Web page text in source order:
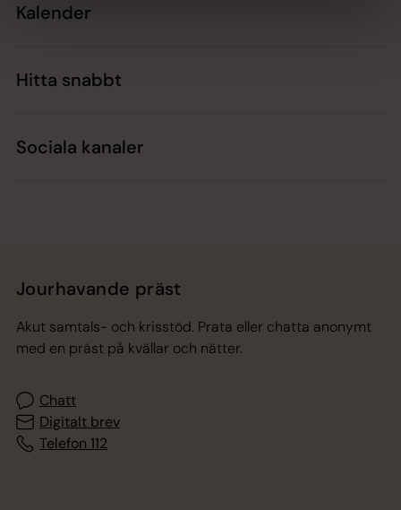
Kalender
Hitta snabbt
Sociala kanaler
Jourhavande präst
Akut samtals- och krisstöd. Prata eller chatta anonymt
med en präst på kvällar och nätter.
Chatt
Digitalt brev
Telefon 112